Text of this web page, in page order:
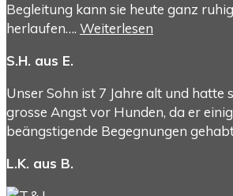
Begleitung kann sie heute ganz
herlaufen…. Weiterlesen
S.H. aus E.
Unser Sohn ist 7 Jahre alt und hatte
grosse Angst vor Hunden, da er
beängstigende Begegnungen
L.K. aus B.